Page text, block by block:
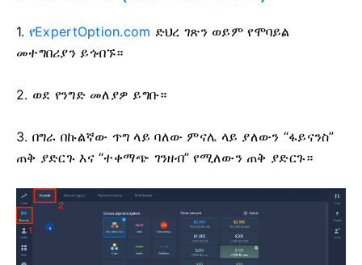
1. የExpertOption.com ድህረ ገጽን ወይም የሞባይል
መተግበሪያን ይጎብኙ።
2. ወደ የንግድ መለያዎ ይግቡ።
3. በግራ በኩልኛው ጥግ ላይ ባለው ምናሌ ላይ ያለውን “ፋይናንስ”
ጠቅ ያድርጉ እና “ተቀማጭ ገንዘብ” የሚለውን ጠቅ ያድርጉ።